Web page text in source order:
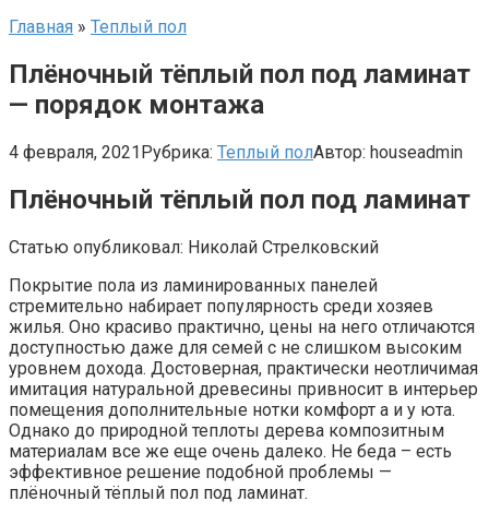
Главная » Теплый пол
Плёночный тёплый пол под ламинат
— порядок монтажа
4 февраля, 2021Рубрика: Теплый полАвтор: houseadmin
Плёночный тёплый пол под ламинат
Статью опубликовал: Николай Стрелковский
Покрытие пола из ламинированных панелей
стремительно набирает популярность среди хозяев
жилья. Оно красиво практично, цены на него отличаются
доступностью даже для семей с не слишком высоким
уровнем дохода. Достоверная, практически неотличимая
имитация натуральной древесины привносит в интерьер
помещения дополнительные нотки комфорт а и у юта.
Однако до природной теплоты дерева композитным
материалам все же еще очень далеко. Не беда – есть
эффективное решение подобной проблемы —
плёночный тёплый пол под ламинат.